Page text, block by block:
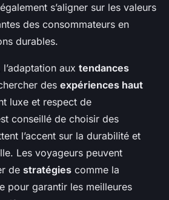
s’aligner sur les valeurs
des consommateurs en
durables.
aux tendances
des expériences haut
luxe et respect de
conseillé de choisir des
l’accent sur la durabilité et
Les voyageurs peuvent
de stratégies comme la
pour garantir les meilleures